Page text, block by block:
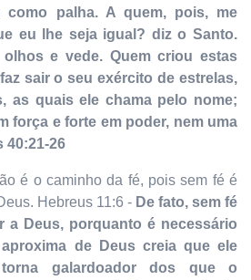
como palha. A quem, pois, me
eu lhe seja igual? diz o Santo.
e vede. Quem criou estas
sair o seu exército de estrelas,
as quais ele chama pelo nome;
força e forte em poder, nem uma
40:21-26
é o caminho da fé, pois sem fé é
Hebreus 11:6 - De fato, sem fé
a Deus, porquanto é necessário
de Deus creia que ele
galardoador dos que o